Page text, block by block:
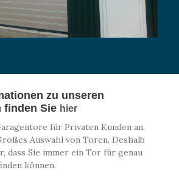
zu unseren
finden Sie hier
für Privaten Kunden an.
Auswahl von Toren. Deshalb
dass Sie immer ein Tor für genau
können.